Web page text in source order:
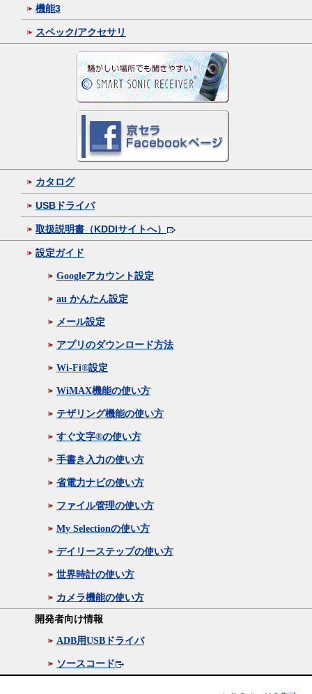
機能3
スペック/アクセサリ
カタログ
USBドライバ
取扱説明書（KDDIサイトへ）
設定ガイド
Googleアカウント設定
au かんたん設定
メール設定
アプリのダウンロード方法
Wi-Fi®設定
WiMAX機能の使い方
テザリング機能の使い方
すぐ文字®の使い方
手書き入力の使い方
省電力ナビの使い方
ファイル管理の使い方
My Selectionの使い方
デイリーステップの使い方
世界時計の使い方
カメラ機能の使い方
開発者向け情報
ADB用USBドライバ
ソースコード